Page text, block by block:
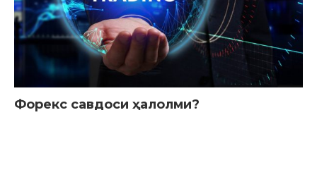
Форекс савдоси ҳалолми?